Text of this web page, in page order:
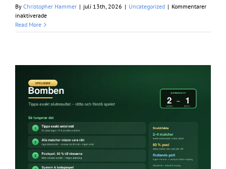
By Christopher Hammer | juli 13th, 2026 | Uncategorized | Kommentarer
inaktiveradeför
innebär
Read More